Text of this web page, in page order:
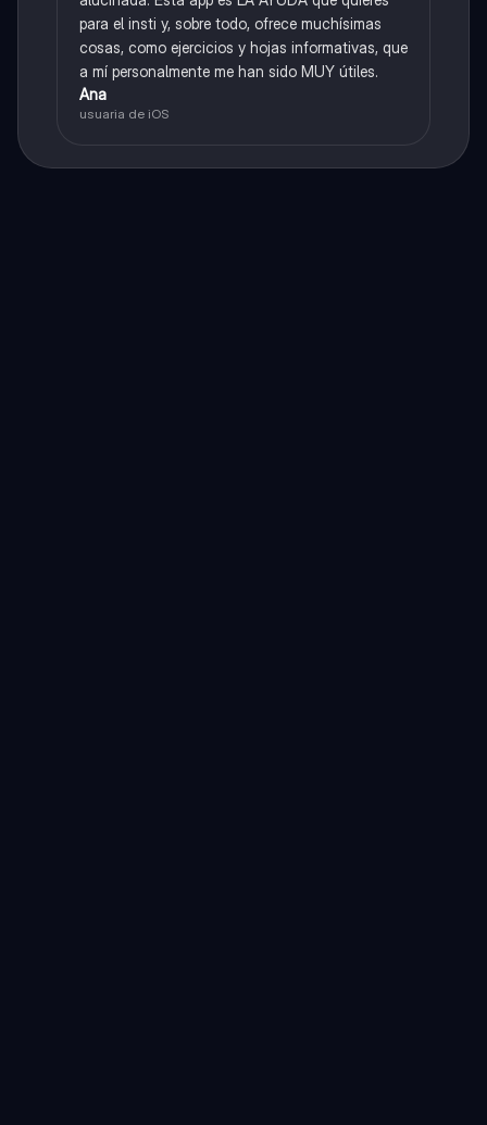
para el insti y, sobre todo, ofrece muchísimas
cosas, como ejercicios y hojas informativas, que
a mí personalmente me han sido MUY útiles.
Ana
usuaria de iOS